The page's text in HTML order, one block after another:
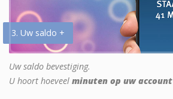
3. Uw saldo +
Uw saldo bevestiging.
U hoort hoeveel minuten op uw account